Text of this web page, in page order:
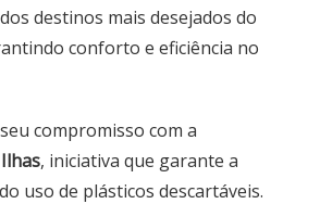
destinos mais desejados do
conforto e eficiência no
compromisso com a
, iniciativa que garante a
uso de plásticos descartáveis.